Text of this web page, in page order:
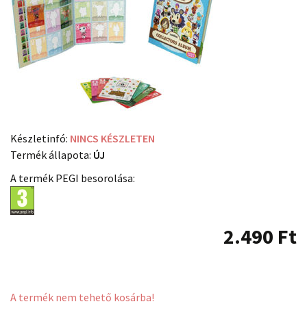
Készletinfó: NINCS KÉSZLETEN
Termék állapota: ÚJ
A termék PEGI besorolása:
2.490 Ft
A termék nem tehető kosárba!